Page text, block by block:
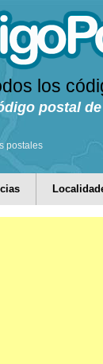
los
postal
postales